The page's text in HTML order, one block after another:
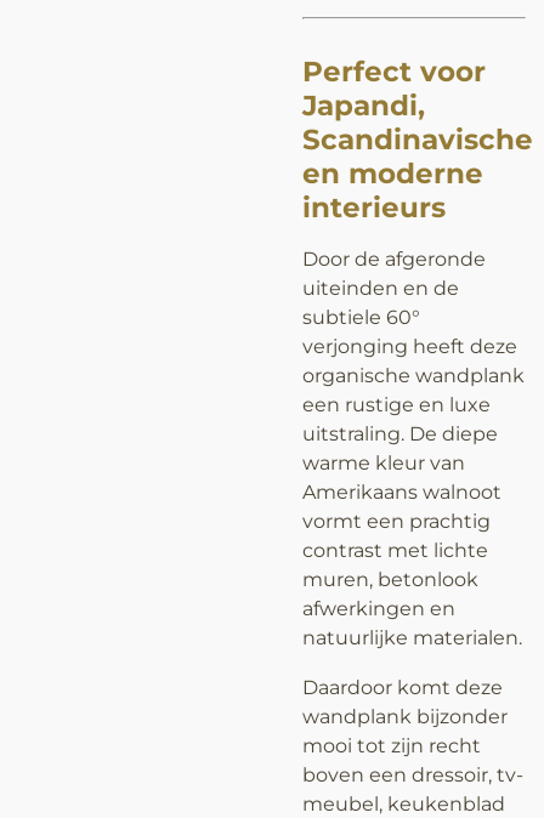
Perfect voor
Japandi,
Scandinavische
en moderne
interieurs
Door de afgeronde
uiteinden en de
subtiele 60°
verjonging heeft deze
organische wandplank
een rustige en luxe
uitstraling. De diepe
warme kleur van
Amerikaans walnoot
vormt een prachtig
contrast met lichte
muren, betonlook
afwerkingen en
natuurlijke materialen.
Daardoor komt deze
wandplank bijzonder
mooi tot zijn recht
boven een dressoir, tv-
meubel, keukenblad